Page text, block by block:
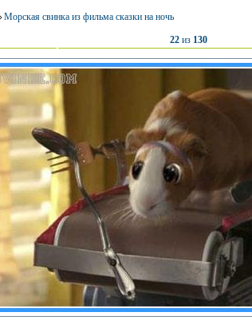
Морская свинка из фильма сказки на ночь
22 из 130